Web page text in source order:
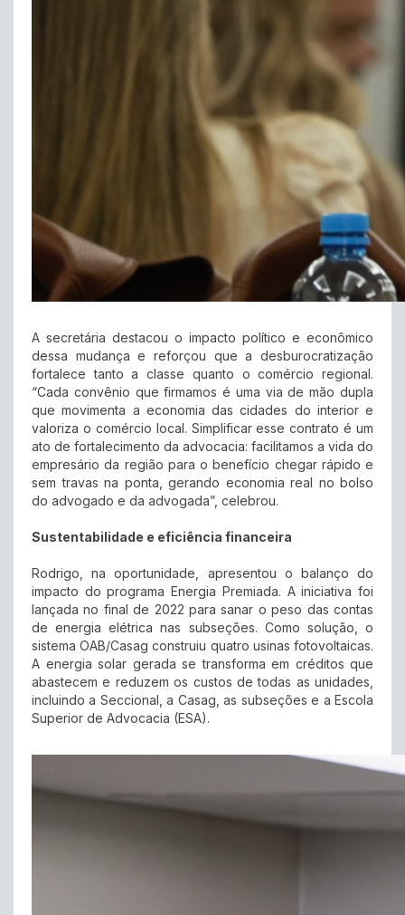
A secretária destacou o impacto político e econômico
dessa mudança e reforçou que a desburocratização
fortalece tanto a classe quanto o comércio regional.
“Cada convênio que firmamos é uma via de mão dupla
que movimenta a economia das cidades do interior e
valoriza o comércio local. Simplificar esse contrato é um
ato de fortalecimento da advocacia: facilitamos a vida do
empresário da região para o benefício chegar rápido e
sem travas na ponta, gerando economia real no bolso
do advogado e da advogada”, celebrou.
Sustentabilidade e eficiência financeira
Rodrigo, na oportunidade, apresentou o balanço do
impacto do programa Energia Premiada. A iniciativa foi
lançada no final de 2022 para sanar o peso das contas
de energia elétrica nas subseções. Como solução, o
sistema OAB/Casag construiu quatro usinas fotovoltaicas.
A energia solar gerada se transforma em créditos que
abastecem e reduzem os custos de todas as unidades,
incluindo a Seccional, a Casag, as subseções e a Escola
Superior de Advocacia (ESA).